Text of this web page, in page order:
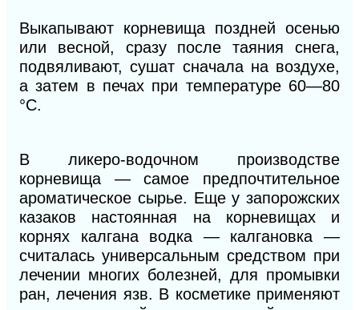
Выкапывают корневища поздней осенью
или весной, сразу после таяния снега,
подвяливают, сушат сначала на воздухе,
а затем в печах при температуре 60—80
°С.
В ликеро-водочном производстве
корневища — самое предпочтительное
ароматическое сырье. Еще у запорожских
казаков настоянная на корневищах и
корнях калгана водка — калгановка —
считалась универсальным средством при
лечении многих болезней, для промывки
ран, лечения язв. В косметике применяют